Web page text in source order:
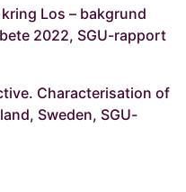
Los – bakgrund
2022, SGU-rapport
Characterisation of
Sweden, SGU-